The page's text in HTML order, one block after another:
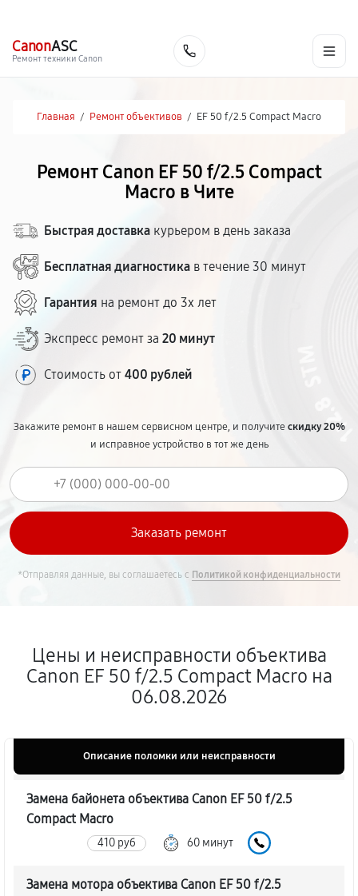
CanonASC
Ремонт техники Canon
Главная / Ремонт объективов / EF 50 f/2.5 Compact Macro
Ремонт Canon EF 50 f/2.5 Compact
Macro в Чите
Быстрая доставка курьером в день заказа
Бесплатная диагностика в течение 30 минут
Гарантия на ремонт до 3х лет
Экспресс ремонт за 20 минут
Стоимость от 400 рублей
Закажите ремонт в нашем сервисном центре, и получитескидку 20%
и исправное устройство в тот же день
*Отправляя данные, вы соглашаетесь с Политикой конфиденциальности
Цены и неисправности объектива
Canon EF 50 f/2.5 Compact Macro на
06.08.2026
Описание поломки или неисправности
Замена байонета объектива Canon EF 50 f/2.5
Compact Macro
410 руб 60 минут
Замена мотора объектива Canon EF 50 f/2.5